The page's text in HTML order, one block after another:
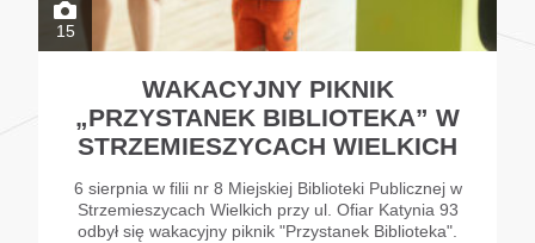
15
WAKACYJNY PIKNIK
„PRZYSTANEK BIBLIOTEKA” W
STRZEMIESZYCACH WIELKICH
6 sierpnia w filii nr 8 Miejskiej Biblioteki Publicznej w
Strzemieszycach Wielkich przy ul. Ofiar Katynia 93
odbył się wakacyjny piknik "Przystanek Biblioteka".